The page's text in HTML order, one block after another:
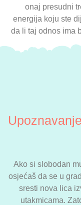
onaj presudni
energija koju ste
da li taj odnos ima
Ako si slobodan
osjećaš da se u
sresti nova lica
utakmicama.